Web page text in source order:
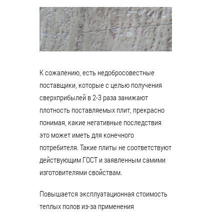
К сожалению, есть недобросовестные
поставщики, которые с целью получения
сверхприбылей в 2-3 раза занижают
плотность поставляемых плит, прекрасно
понимая, какие негативные последствия
это может иметь для конечного
потребителя. Такие плиты не соответствуют
действующим ГОСТ и заявленным самими
изготовителями свойствам.
Повышается эксплуатационная стоимость
теплых полов из-за применения